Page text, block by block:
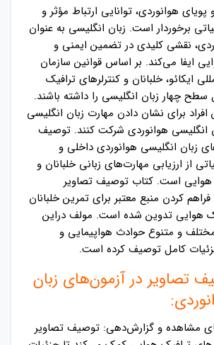
هوانوردی، توانایی ارتباط مؤثر و
برخوردار است. زبان انگلیسی به عنوان
نقشی کلیدی در تضمین ایمنی و
ایفا می‌کند. بر اساس قوانین سازمان
ایکائو، خلبانان و کنترلرهای ترافیک
سطح چهار زبان انگلیسی را داشته باشند.
برای نشان دادن مهارت زبان انگلیسی
انگلیسی هوانوردی شرکت کنند. توصیف
زبان انگلیسی هوانوردی داخلی و
از ارزیابی مهارت‌های زبانی خلبانان و
هوایی است. کتاب توصیف تصاویر
کردن منبع معتبر برای تمرین خلبانان
هوایی تدوین شده است. مولف دراین
مختلف و متنوع حوادث هواپیمایی و
کامل توصیف کرده است.
تصاویر در آزمون‌های زبان
مشاهده و گزارش‌دهی: توصیف تصاویر